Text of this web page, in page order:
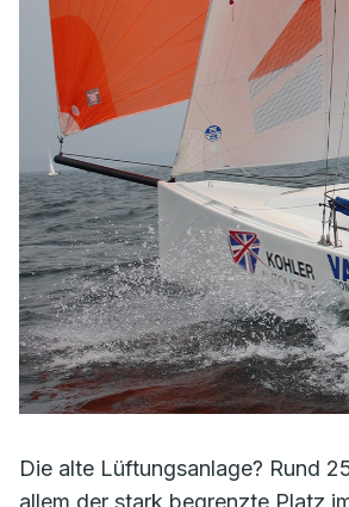
Die alte Lüftungsanlage? Rund
allem der stark begrenzte Platz